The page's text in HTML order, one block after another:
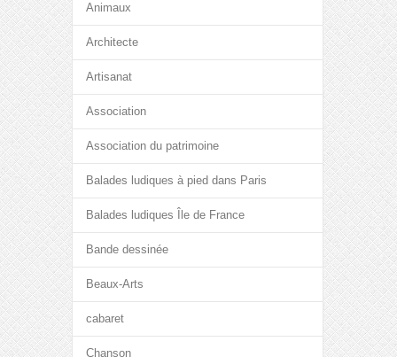
Animaux
Architecte
Artisanat
Association
Association du patrimoine
Balades ludiques à pied dans Paris
Balades ludiques Île de France
Bande dessinée
Beaux-Arts
cabaret
Chanson